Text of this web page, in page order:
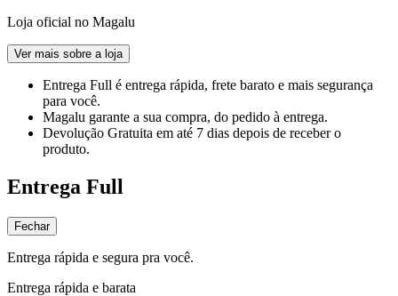
Loja oficial no Magalu
Ver mais sobre a loja
Entrega Full é entrega rápida, frete barato e mais segurança
para você.
Magalu garante a sua compra, do pedido à entrega.
Devolução Gratuita em até 7 dias depois de receber o
produto.
Entrega Full
Fechar
Entrega rápida e segura pra você.
Entrega rápida e barata